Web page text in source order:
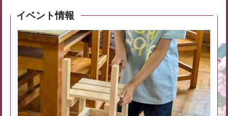
イベント情報